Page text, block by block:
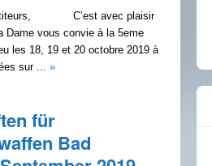
C’est avec plaisir
Dame vous convie à la 5eme
les 18, 19 et 20 octobre 2019 à
sur ... »
für
Bad